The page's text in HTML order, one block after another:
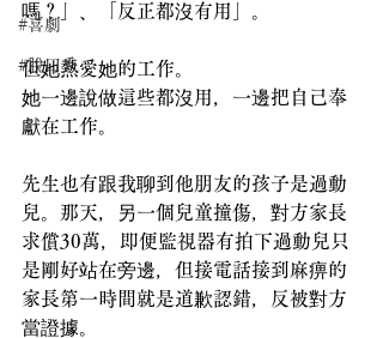
#喜劇
#脫口秀
嗎？」、「反正都沒有用」。
但她熱愛她的工作。
她一邊說做這些都沒用，一邊把自己奉
獻在工作。
先生也有跟我聊到他朋友的孩子是過動
兒。那天，另一個兒童撞傷，對方家長
求償30萬，即便監視器有拍下過動兒只
是剛好站在旁邊，但接電話接到麻痹的
家長第一時間就是道歉認錯，反被對方
當證據。